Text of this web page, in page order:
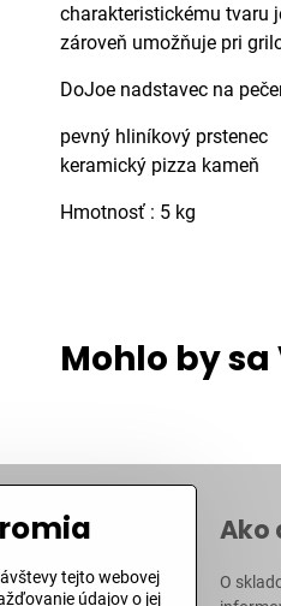
charakteristickému tvaru
zároveň umožňuje pri
DoJoe nadstavec na
pevný hliníkový prstenec
keramický pizza kameň
Hmotnosť : 5 kg
Mohlo by
Ako
O
tejto webovej
údajov o jej